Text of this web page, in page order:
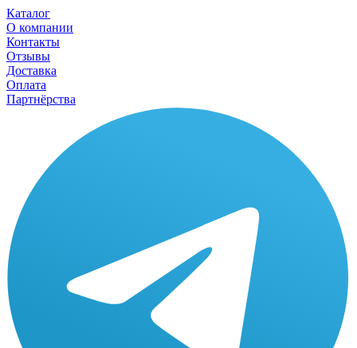
Каталог
О компании
Контакты
Отзывы
Доставка
Оплата
Партнёрства